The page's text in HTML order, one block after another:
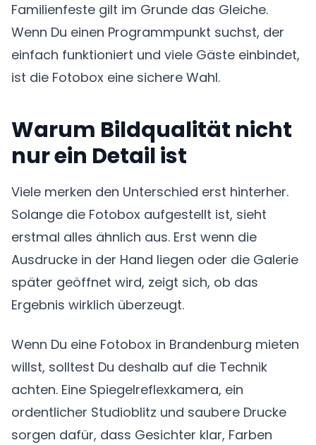
Familienfeste gilt im Grunde das Gleiche.
Wenn Du einen Programmpunkt suchst, der
einfach funktioniert und viele Gäste einbindet,
ist die Fotobox eine sichere Wahl.
Warum Bildqualität nicht
nur ein Detail ist
Viele merken den Unterschied erst hinterher.
Solange die Fotobox aufgestellt ist, sieht
erstmal alles ähnlich aus. Erst wenn die
Ausdrucke in der Hand liegen oder die Galerie
später geöffnet wird, zeigt sich, ob das
Ergebnis wirklich überzeugt.
Wenn Du eine Fotobox in Brandenburg mieten
willst, solltest Du deshalb auf die Technik
achten. Eine Spiegelreflexkamera, ein
ordentlicher Studioblitz und saubere Drucke
sorgen dafür, dass Gesichter klar, Farben